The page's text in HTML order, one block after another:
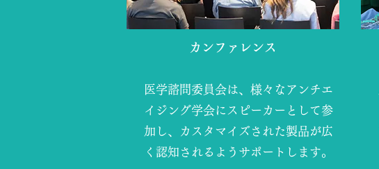
カンファレンス
医学諮問委員会は、様々なアンチエ
イジング学会にスピーカーとして参
加し、カスタマイズされた製品が広
く認知されるようサポートします。